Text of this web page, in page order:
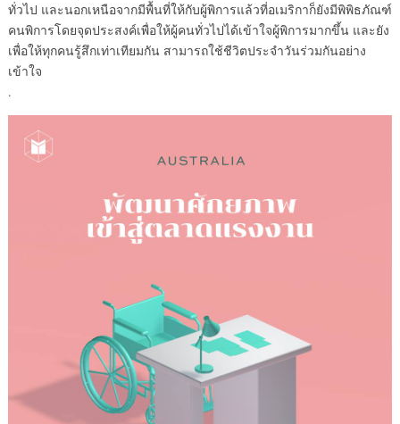
ทั่วไป และนอกเหนือจากมีพื้นที่ให้กับผู้พิการแล้วที่อเมริกาก็ยังมีพิพิธภัณฑ์
คนพิการโดยจุดประสงค์เพื่อให้ผู้คนทั่วไปได้เข้าใจผู้พิการมากขึ้น และยัง
เพื่อให้ทุกคนรู้สึกเท่าเทียมกัน สามารถใช้ชีวิตประจำวันร่วมกันอย่าง
เข้าใจ
.